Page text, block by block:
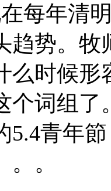
每年清
趋势。牧
么时候形
个词组了
5.4青年
。